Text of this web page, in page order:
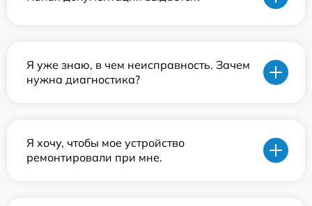
Я уже знаю, в чем неисправность. Зачем
нужна диагностика?
Я хочу, чтобы мое устройство
ремонтировали при мне.